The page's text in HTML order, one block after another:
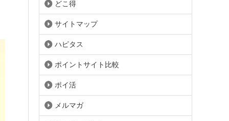
どこ得
サイトマップ
ハピタス
ポイントサイト比較
ポイ活
メルマガ